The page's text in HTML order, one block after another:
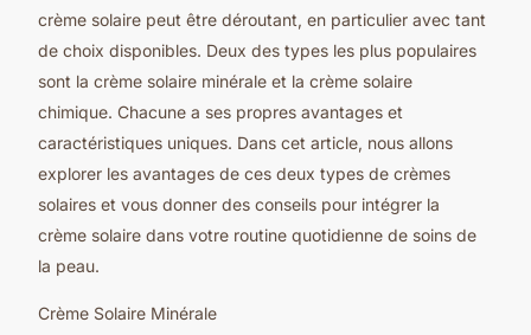
crème solaire peut être déroutant, en particulier avec tant
de choix disponibles. Deux des types les plus populaires
sont la crème solaire minérale et la crème solaire
chimique. Chacune a ses propres avantages et
caractéristiques uniques. Dans cet article, nous allons
explorer les avantages de ces deux types de crèmes
solaires et vous donner des conseils pour intégrer la
crème solaire dans votre routine quotidienne de soins de
la peau.
Crème Solaire Minérale